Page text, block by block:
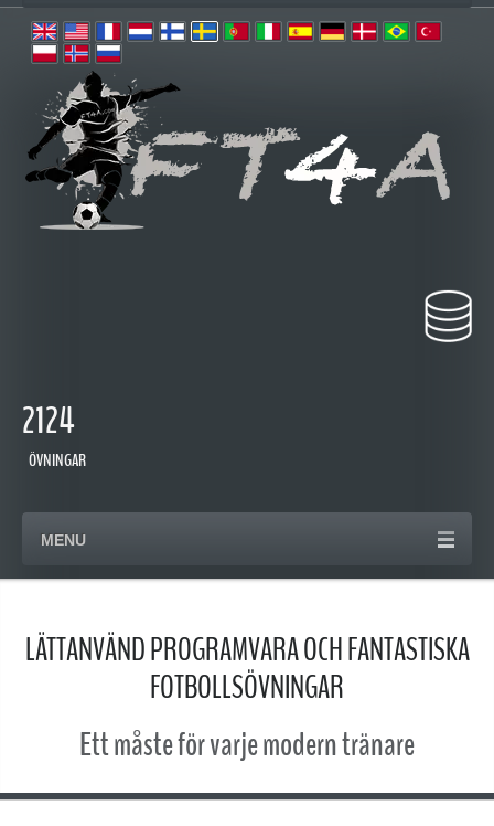
2124
ÖVNINGAR
MENU
LÄTTANVÄND PROGRAMVARA OCH FANTASTISKA
FOTBOLLSÖVNINGAR
Ett måste för varje modern tränare